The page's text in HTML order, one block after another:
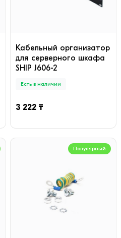
Кабельный организатор
для серверного шкафа
SHIP J606-2
Есть в наличии
3 222 ₸
Популярный